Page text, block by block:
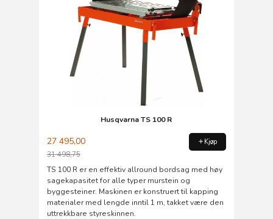
Husqvarna TS 100 R
27 495,00
31 498,75
Rabatt
Kjøp
TS 100 R er en effektiv allround bordsag med høy
sagekapasitet for alle typer murstein og
byggesteiner. Maskinen er konstruert til kapping
materialer med lengde inntil 1 m, takket være den
uttrekkbare styreskinnen.